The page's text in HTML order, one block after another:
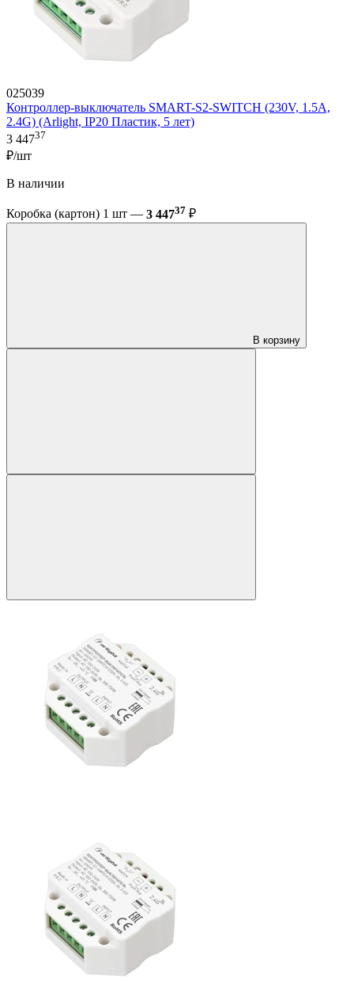
025039
Контроллер-выключатель SMART-S2-SWITCH (230V, 1.5A,
2.4G) (Arlight, IP20 Пластик, 5 лет)
3 44737
₽/шт
В наличии
Коробка (картон) 1 шт — 3 44737 ₽
В корзину